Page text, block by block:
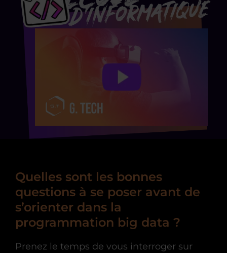
Quelles sont les bonnes
questions à se poser avant de
s’orienter dans la
programmation big data ?
Prenez le temps de vous interroger sur